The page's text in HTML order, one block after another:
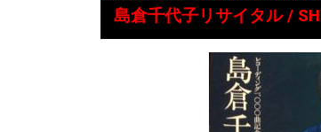
島倉千代子リサイタル /